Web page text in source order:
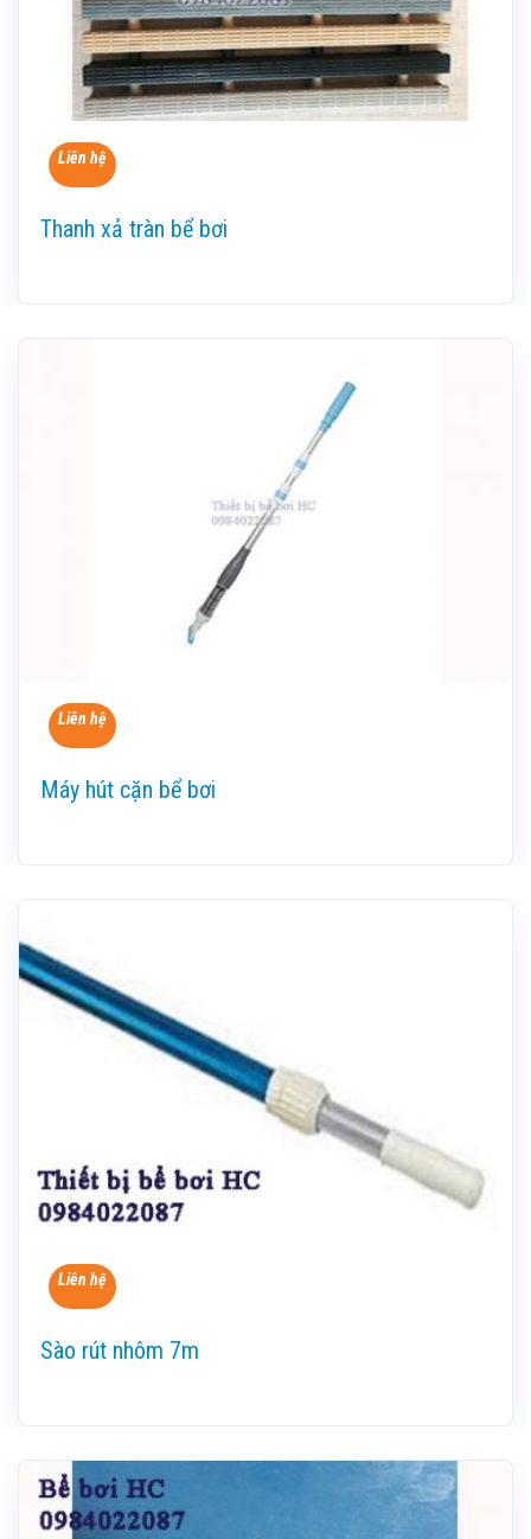
Liên hệ
Thanh xả tràn bể bơi
Liên hệ
Máy hút cặn bể bơi
Liên hệ
Sào rút nhôm 7m